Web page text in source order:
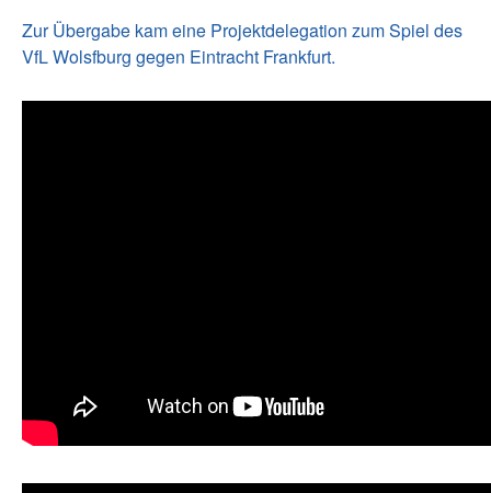
Zur Übergabe kam eine Projektdelegation zum Spiel des
VfL Wolsfburg gegen Eintracht Frankfurt.